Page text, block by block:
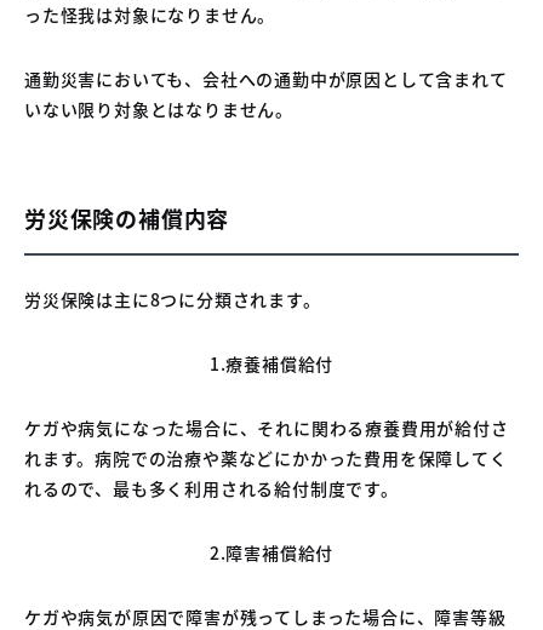
った怪我は対象になりません。
通勤災害においても、会社への通勤中が原因として含まれて
いない限り対象とはなりません。
労災保険の補償内容
労災保険は主に8つに分類されます。
1.療養補償給付
ケガや病気になった場合に、それに関わる療養費用が給付さ
れます。病院での治療や薬などにかかった費用を保障してく
れるので、最も多く利用される給付制度です。
2.障害補償給付
ケガや病気が原因で障害が残ってしまった場合に、障害等級